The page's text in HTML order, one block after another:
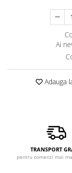
Ai
Adauga
TRANSPORT
pentru comenzi mai